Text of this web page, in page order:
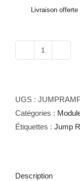
Livraison
Ramp
H32L60
UGS :
Catégories :
Étiquettes : Jump
Description